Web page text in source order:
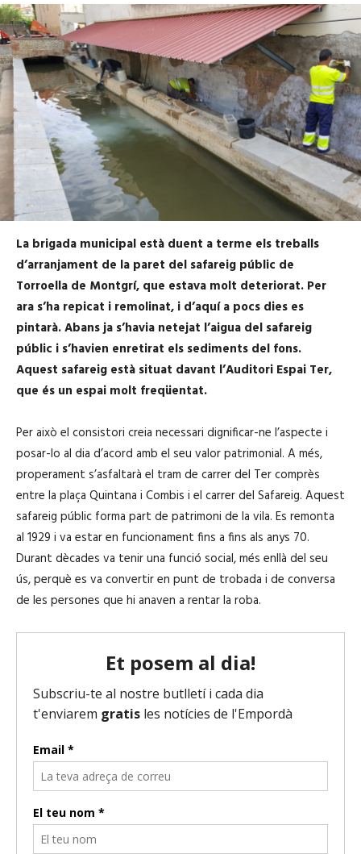
La brigada municipal està duent a terme els treballs
d’arranjament de la paret del safareig públic de
Torroella de Montgrí, que estava molt deteriorat. Per
ara s’ha repicat i remolinat, i d’aquí a pocs dies es
pintarà. Abans ja s’havia netejat l’aigua del safareig
públic i s’havien enretirat els sediments del fons.
Aquest safareig està situat davant l’Auditori Espai Ter,
que és un espai molt freqüentat.
Per això el consistori creia necessari dignificar-ne l’aspecte i
posar-lo al dia d’acord amb el seu valor patrimonial. A més,
properament s’asfaltarà el tram de carrer del Ter comprès
entre la plaça Quintana i Combis i el carrer del Safareig. Aquest
safareig públic forma part de patrimoni de la vila. Es remonta
al 1929 i va estar en funcionament fins a fins als anys 70.
Durant dècades va tenir una funció social, més enllà del seu
ús, perquè es va convertir en punt de trobada i de conversa
de les persones que hi anaven a rentar la roba.